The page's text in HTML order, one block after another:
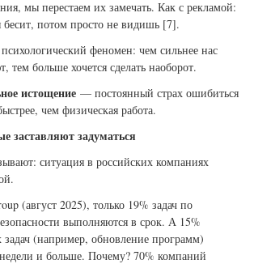
мы перестаем их замечать. Как с рекламой:
бесит, потом просто не видишь [7].
феномен: чем сильнее нас
тем больше хочется сделать наоборот.
истощение — постоянный страх ошибиться
чем физическая работа.
заставляют задуматься
ситуация в российских компаниях
(август 2025), только 19% задач по
выполняются в срок. А 15%
(например, обновление программ)
и больше. Почему? 70% компаний